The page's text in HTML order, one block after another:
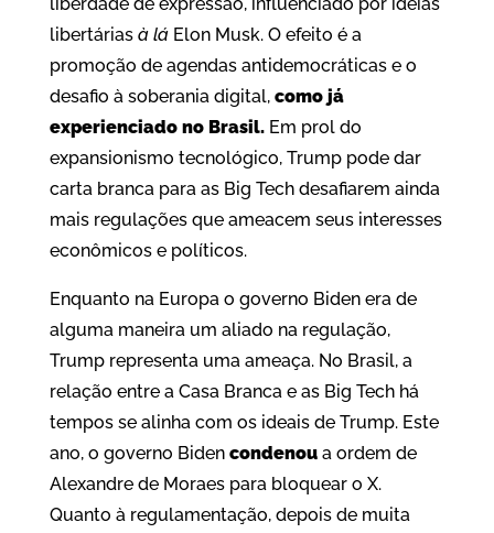
libertárias à láElon Musk. O efeito é a
promoção de agendas antidemocráticas e o
desafio à soberania digital, como já
experienciado no Brasil.Em prol do
expansionismo tecnológico, Trump pode dar
carta branca para as Big Tech desafiarem ainda
mais regulações que ameacem seus interesses
econômicos e políticos.
Enquanto na Europa o governo Biden era de
alguma maneira um aliado na regulação,
Trump representa uma ameaça. No Brasil, a
relação entre a Casa Branca e as Big Tech há
tempos se alinha com os ideais de Trump. Este
ano, o governo Biden condenoua ordem de
Alexandre de Moraes para bloquear o X.
Quanto à regulamentação, depois de muita